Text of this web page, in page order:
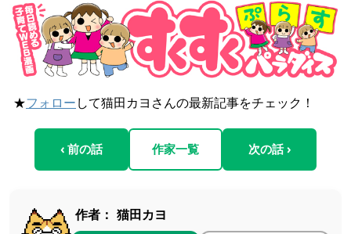
★フォロー して猫田カヨさんの最新記事をチェック！
‹ 前の話 作家一覧 次の話 ›
作者： 猫田カヨ